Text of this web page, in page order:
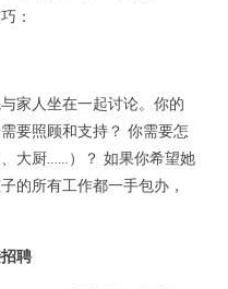
：
家人坐在一起讨论。你的
要照顾和支持？ 你需要怎
大厨……）？ 如果你希望她
的所有工作都一手包办，
聘